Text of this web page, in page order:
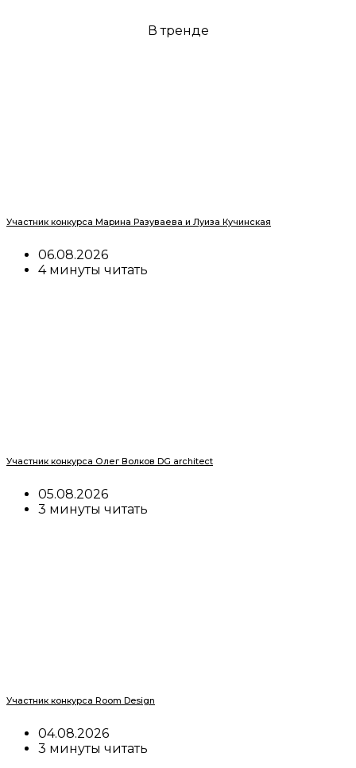
В тренде
Участник конкурса Марина Разуваева и Луиза Кучинская
06.08.2026
4 минуты читать
Участник конкурса Олег Волков DG architect
05.08.2026
3 минуты читать
Участник конкурса Room Design
04.08.2026
3 минуты читать